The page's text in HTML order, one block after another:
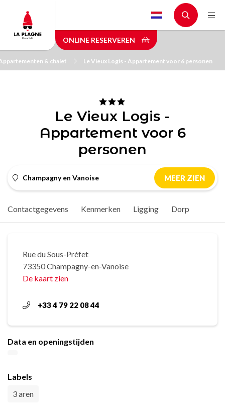
main
content
ONLINE RESERVEREN
& chalet Le Vieux Logis - Appartement voor 6 personen
Le Vieux Logis -
Appartement voor 6
personen
Champagny en Vanoise MEER ZIEN
Contactgegevens Kenmerken Ligging Dorp
Rue du Sous-Préfet
73350 Champagny-en-Vanoise
De kaart zien
+33 4 79 22 08 44
Data en openingstijden
Labels
3 aren